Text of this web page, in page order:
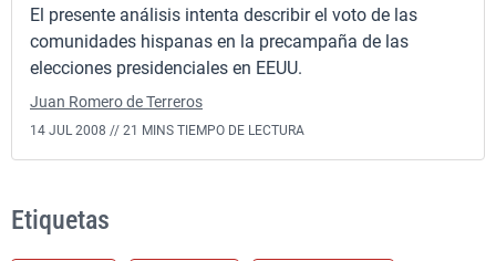
El presente análisis intenta describir el voto de las
comunidades hispanas en la precampaña de las
elecciones presidenciales en EEUU.
Juan Romero de Terreros
14 JUL 2008 // 21 MINS TIEMPO DE LECTURA
Etiquetas